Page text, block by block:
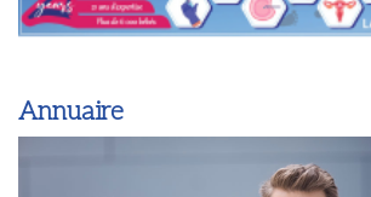
Annuaire